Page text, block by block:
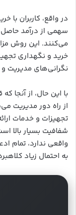
در واقع، کاربران با
سهمی از درآمد حاصل
می‌کنند. این روش
خرید و نگهداری
نگرانی‌های مدیریت و
با این حال، از آنجا
از راه دور مدیریت
تجهیزات و خدمات
شفافیت بسیار بالا
واقعی ندارد، تمام
به احتمال زیاد